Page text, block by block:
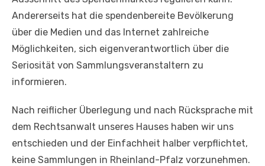
Andererseits hat die spendenbereite Bevölkerung
über die Medien und das Internet zahlreiche
Möglichkeiten, sich eigenverantwortlich über die
Seriosität von Sammlungsveranstaltern zu
informieren.
Nach reiflicher Überlegung und nach Rücksprache mit
dem Rechtsanwalt unseres Hauses haben wir uns
entschieden und der Einfachheit halber verpflichtet,
keine Sammlungen in Rheinland-Pfalz vorzunehmen.